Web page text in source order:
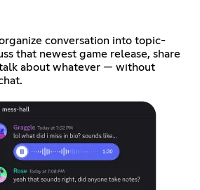
conversation into topic-
that newest game release, share
about whatever — without